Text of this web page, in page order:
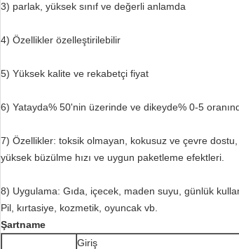
3) parlak, yüksek sınıf ve değerli anlamda
4) Özellikler özelleştirilebilir
5) Yüksek kalite ve rekabetçi fiyat
6) Yatayda% 50'nin üzerinde ve dikeyde% 0-5
7) Özellikler: toksik olmayan, kokusuz ve çevre
yüksek büzülme hızı ve uygun paketleme efektleri.
8) Uygulama: Gıda, içecek, maden suyu, günlük
Pil, kırtasiye, kozmetik, oyuncak vb.
Şartname
Giriş